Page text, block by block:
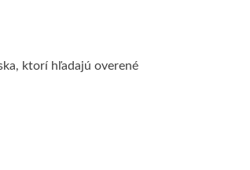
ktorí hľadajú overené